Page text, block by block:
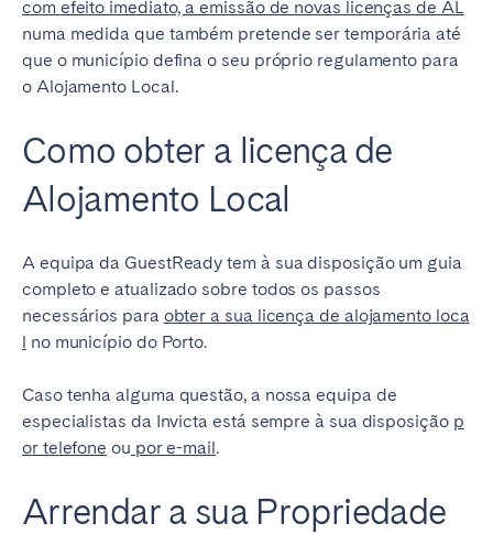
com efeito imediato, a emissão de novas licenças de AL
numa medida que também pretende ser temporária até
que o município defina o seu próprio regulamento para
o Alojamento Local.
Como obter a licença de
Alojamento Local
A equipa da GuestReady tem à sua disposição um guia
completo e atualizado sobre todos os passos
necessários para obter a sua licença de alojamento loca
l no município do Porto.
Caso tenha alguma questão, a nossa equipa de
especialistas da Invicta está sempre à sua disposição p
or telefone ou por e-mail.
Arrendar a sua Propriedade